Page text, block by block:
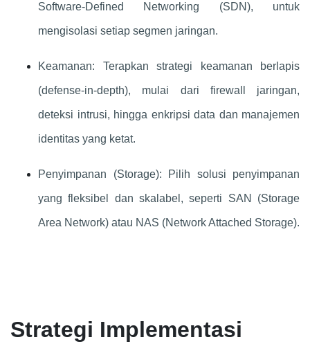
Software-Defined Networking (SDN), untuk
mengisolasi setiap segmen jaringan.
Keamanan: Terapkan strategi keamanan berlapis
(defense-in-depth), mulai dari firewall jaringan,
deteksi intrusi, hingga enkripsi data dan manajemen
identitas yang ketat.
Penyimpanan (Storage): Pilih solusi penyimpanan
yang fleksibel dan skalabel, seperti SAN (Storage
Area Network) atau NAS (Network Attached Storage).
Strategi Implementasi